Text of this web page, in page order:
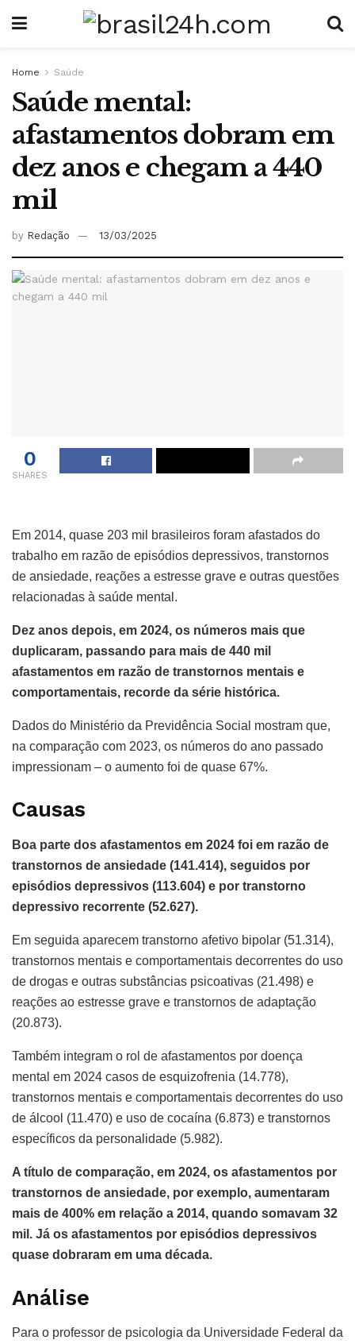
Home Saúde
Saúde mental:
afastamentos dobram em
dez anos e chegam a 440
mil
by Redação 13/03/2025
0
SHARES
Em 2014, quase 203 mil brasileiros foram afastados do
trabalho em razão de episódios depressivos, transtornos
de ansiedade, reações a estresse grave e outras questões
relacionadas à saúde mental.
Dez anos depois, em 2024, os números mais que
duplicaram, passando para mais de 440 mil
afastamentos em razão de transtornos mentais e
comportamentais, recorde da série histórica.
Dados do Ministério da Previdência Social mostram que,
na comparação com 2023, os números do ano passado
impressionam – o aumento foi de quase 67%.
Causas
Boa parte dos afastamentos em 2024 foi em razão de
transtornos de ansiedade (141.414), seguidos por
episódios depressivos (113.604) e por transtorno
depressivo recorrente (52.627).
Em seguida aparecem transtorno afetivo bipolar (51.314),
transtornos mentais e comportamentais decorrentes do uso
de drogas e outras substâncias psicoativas (21.498) e
reações ao estresse grave e transtornos de adaptação
(20.873).
Também integram o rol de afastamentos por doença
mental em 2024 casos de esquizofrenia (14.778),
transtornos mentais e comportamentais decorrentes do uso
de álcool (11.470) e uso de cocaína (6.873) e transtornos
específicos da personalidade (5.982).
A título de comparação, em 2024, os afastamentos por
transtornos de ansiedade, por exemplo, aumentaram
mais de 400% em relação a 2014, quando somavam 32
mil. Já os afastamentos por episódios depressivos
quase dobraram em uma década.
Análise
Para o professor de psicologia da Universidade Federal da